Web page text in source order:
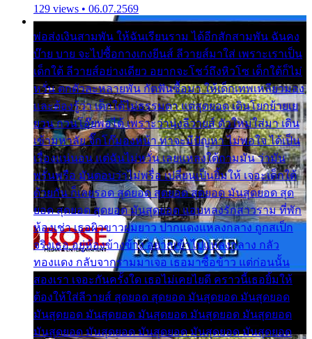
129 views • 06.07.2569
พ่อส่งเงินสามพัน ให้ฉันเรียนราม ได้อีกสักสามพัน ฉันคง
บ๊าย บาย จะไปซื้อกางเกงยีนส์ ลีวายส์มาใส่ เพราะเราเป็น
เด็กใต้ ลีวายส์อย่างเดียว อยากจะโชว์ถึงหิวโซ เด็กใต้ก็ไม่
หวั่น ตกตัวละหลายพัน กัดฟันซื้อมา ให้เด็กเทพเหลียวมอง
และต้องรู้ว่า เด็กใต้ไม่ธรรมดา แต่สุดยอด เดินโยกย้ายเย
ยวน กวนโอ๊ยพอได้ เพราะว่านุ่งลีวายส์ ตัวใหม่ใส่มา เดิน
เข้ามหาลัย จิ๊กโก๊มองหน้า ท่าจะมีปัญหา ไม่พอใจ ได้เป็น
เรื่องแน่นอน แต่ฉันไม่หวั่น เลยแหลงใต้ถามมัน ว่ามัน
พรั่นพรือ มันตอบว่าไม่พรื่อ เปลี่ยนเป็นยิ้มให้ เจอะเด็กใต้
ด้วยกัน ก็เลยรอด สุดยอด สุดยอด สุดยอด มันสุดยอด สุด
ยอด สุดยอด สุดยอด มันสุดยอด แอบหลงรักสาวราม ที่พัก
ห้องเช่า เธอผิวขาวผมยาว ปากแดงแหลงกลาง ถูกสเป็ก
จริงเธอ อยู่ห้องข้างข้าง อยากเข้าไปแหลงกลาง กลัว
ทองแดง กลับจากรามมาเจอ เธอมาซื้อข้าว แต่ก่อนนั้น
สองเรา เจอะกันครั้งใด เธอไม่เคยไยดี คราวนี้เธอยิ้มให้
ต้องให้ใส่ลีวายส์ สุดยอด สุดยอด มันสุดยอด มันสุดยอด
มันสุดยอด มันสุดยอด มันสุดยอด มันสุดยอด มันสุดยอด
มันสุดยอด มันสุดยอด มันสุดยอด มันสุดยอด มันสุดยอด